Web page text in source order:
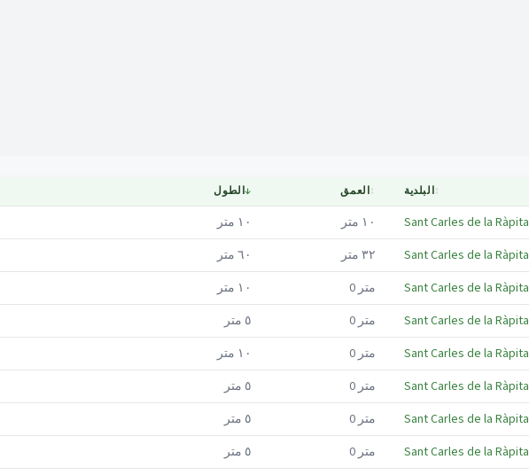
الطول↓ العمق↕ البلدية↕
١٠ متر ١٠ متر Sant Carles de la Ràpita
٦٠ متر ٣٢ متر Sant Carles de la Ràpita
١٠ متر 0 متر Sant Carles de la Ràpita
٥ متر 0 متر Sant Carles de la Ràpita
١٠ متر 0 متر Sant Carles de la Ràpita
٥ متر 0 متر Sant Carles de la Ràpita
٥ متر 0 متر Sant Carles de la Ràpita
٥ متر 0 متر Sant Carles de la Ràpita